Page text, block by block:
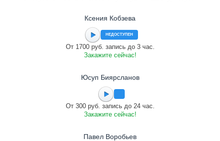
Ксения Кобзева
НЕДОСТУПЕН
От 1700 руб. запись до 3 час.
Закажите сейчас!
Юсуп Биярсланов
От 300 руб. запись до 24 час.
Закажите сейчас!
Павел Воробьев